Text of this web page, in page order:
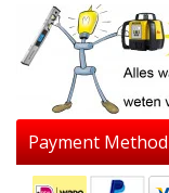
Payment Method